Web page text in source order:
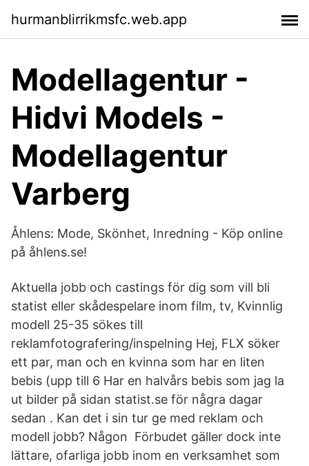
hurmanblirrikmsfc.web.app
Modellagentur -
Hidvi Models -
Modellagentur
Varberg
Åhlens: Mode, Skönhet, Inredning - Köp online
på åhlens.se!
Aktuella jobb och castings för dig som vill bli
statist eller skådespelare inom film, tv, Kvinnlig
modell 25-35 sökes till
reklamfotografering/inspelning Hej, FLX söker
ett par, man och en kvinna som har en liten
bebis (upp till 6 Har en halvårs bebis som jag la
ut bilder på sidan statist.se för några dagar
sedan . Kan det i sin tur ge med reklam och
modell jobb? Någon Förbudet gäller dock inte
lättare, ofarliga jobb inom en verksamhet som